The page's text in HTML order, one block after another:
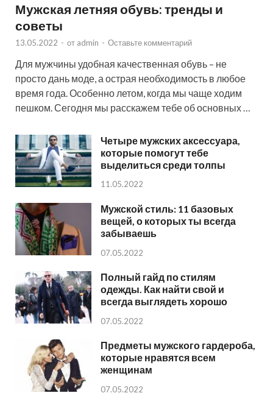
Мужская летняя обувь: тренды и
советы
13.05.2022 - от admin - Оставьте комментарий
Для мужчины удобная качественная обувь – не
просто дань моде, а острая необходимость в любое
время года. Особенно летом, когда мы чаще ходим
пешком. Сегодня мы расскажем тебе об основных …
Четыре мужских аксессуара,
которые помогут тебе
выделиться среди толпы
11.05.2022
Мужской стиль: 11 базовых
вещей, о которых ты всегда
забываешь
07.05.2022
Полный гайд по стилям
одежды. Как найти свой и
всегда выглядеть хорошо
07.05.2022
Предметы мужского гардероба,
которые нравятся всем
женщинам
07.05.2022